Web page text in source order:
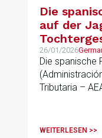
Die
auf der
26/01/2026
Die spanische
Tributaria –
zwischen
WEITERLESEN >>